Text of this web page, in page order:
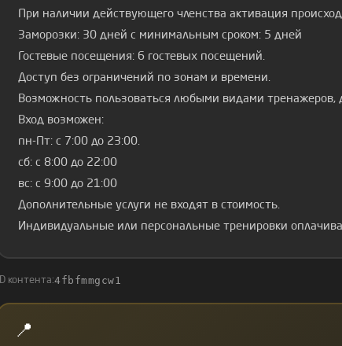
При наличии действующего членства активация
Заморозки: 30 дней с минимальным сроком: 5 дней
Гостевые посещения: 6 гостевых посещений.
Доступ без ограничений по зонам и времени.
Возможность пользоваться любыми видами тренажеров,
Вход возможен:
пн-Пт: с 7:00 до 23:00.
сб: с 8:00 до 22:00
вс: с 9:00 до 21:00
Дополнительные услуги не входят в стоимость.
Индивидуальные или персональные тренировки
ID контента:4fbfmmgcw1
📍